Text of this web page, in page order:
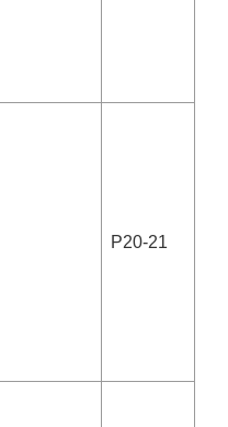
P20-21